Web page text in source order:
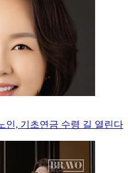
인, 기초연금 수령 길 열린다